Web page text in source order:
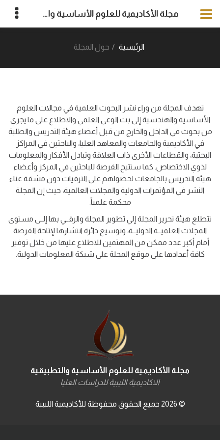
مجلة الأكاديمية للعلوم الأساسية والتطبيقية
الرئيسية حول المجلة
تهدف المجلة من وراء نشر البحوث العلمية في مجالات العلوم
الأساسية والهندسية إلى بث الوعي العلمي والاطلاع على ما يجري
من بحوث في الداخل والخارج من قبل أعضاء هيئة التدريس والطلبة
في الأكاديمية والجامعات والمعاهد العليا، والباحثين في المراكز
البحثية، والقطاعات الأخرى ذات العلاقة وتبادل الأفكار والمعلومات
لذوي الاختصاص. كما ستتيح الفرصة للباحثين في المركز وأعضاء
هيئة التدريس بالجامعات لحصولهم على الترقيات دون مشقة عناء
النشر في المؤتمرات الدولية والمجلات العالمية، حيث إن المجلة
محكمة علمياً.
تتطلع هيئة تحرير المجلة إلي تطوير المجلة والرقــي بها إلــى مستوى
المجلات العلميــة الدوليــة، وتوسيع دائرة انتشارها لإتاحة الفرصة
أمام أكبر عدد ممكن من المهتمين للاطلاع عليها من خلال توفير
كافة أعدادها على موقع المجلة على شبكة المعلومات الدولية.
مجلة الأكاديمية للعلوم الأساسية والتطبيقية
الاكاديمية الليبية للدراسات العليا
©
2026 جميع الحقوق محفوظة للأكاديمية الليبية